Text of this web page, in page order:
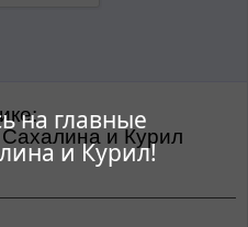
на главные
и Курил!
Сахалина и Курил